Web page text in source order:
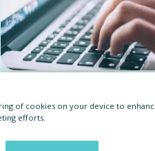
of cookies on your device to
efforts.